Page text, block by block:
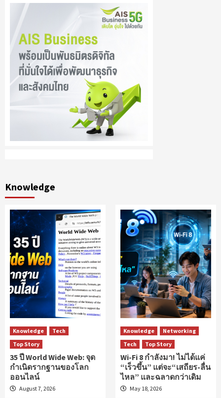
Knowledge
Knowledge
Tech
Top Story
35 ปี World Wide Web: จุด
กำเนิดรากฐานของโลก
ออนไลน์
August 7, 2026
Knowledge
Networking
Tech
Top Story
Wi-Fi 8 กำลังมา! ไม่ได้แค่
“เร็วขึ้น” แต่จะ“เสถียร-ลื่น
ไหล” และฉลาดกว่าเดิม
May 18, 2026